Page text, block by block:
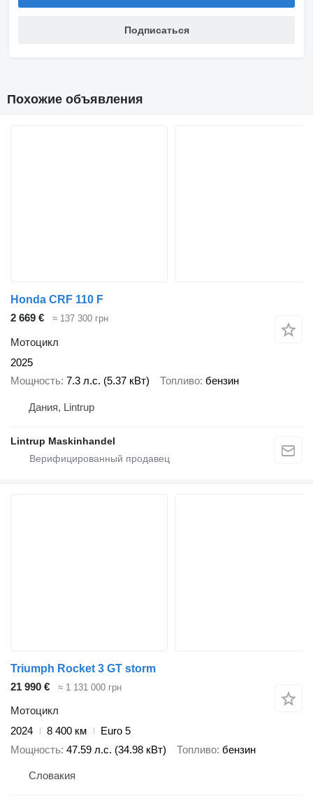
Подписаться
Похожие объявления
Honda CRF 110 F
2 669 €
≈ 137 300 грн
Мотоцикл
2025
Мощность 7.3 л.с. (5.37 кВт) Топливо бензин
Дания, Lintrup
Lintrup Maskinhandel
Triumph Rocket 3 GT storm
21 990 €
≈ 1 131 000 грн
Мотоцикл
2024
8 400 км
Euro 5
Мощность 47.59 л.с. (34.98 кВт) Топливо бензин
Словакия